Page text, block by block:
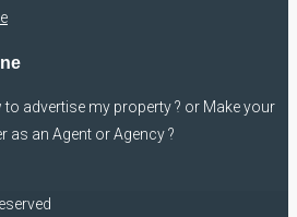
to advertise my property ? or Make your
as an Agent or Agency ?